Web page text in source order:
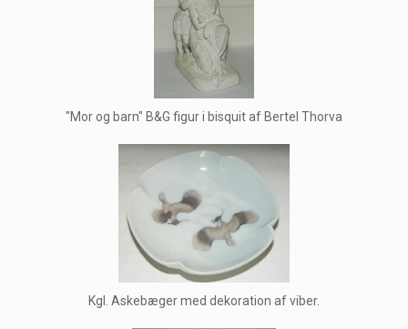
"Mor og barn" B&G figur i bisquit af Bertel Thorva
Kgl. Askebæger med dekoration af viber.